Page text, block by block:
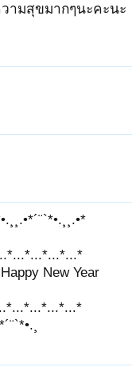
ามสุขมากๆนะคะนะ
New Year